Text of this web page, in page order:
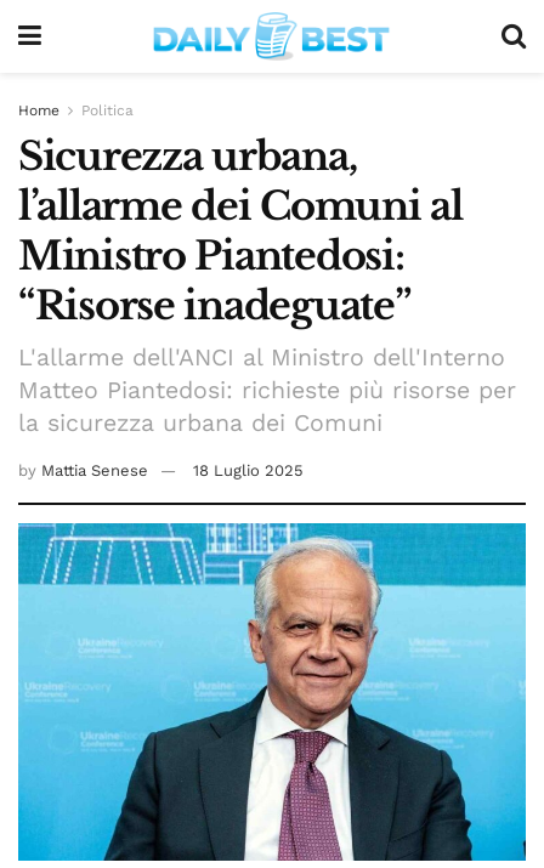
Home Politica
Sicurezza urbana,
l’allarme dei Comuni al
Ministro Piantedosi:
“Risorse inadeguate”
L'allarme dell'ANCI al Ministro dell'Interno
Matteo Piantedosi: richieste più risorse per
la sicurezza urbana dei Comuni
by Mattia Senese 18 Luglio 2025